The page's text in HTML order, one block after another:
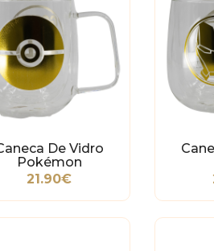
De Vidro
Pokémon
21.90€